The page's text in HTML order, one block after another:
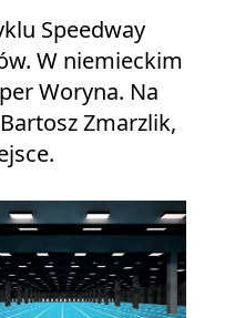
Speedway
W niemieckim
Woryna. Na
Zmarzlik,